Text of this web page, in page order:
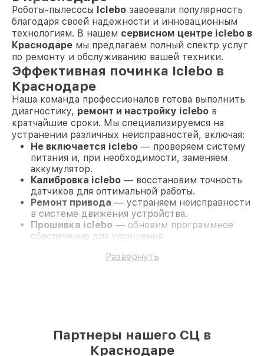
Роботы-пылесосы Iclebo завоевали популярность
благодаря своей надежности и инновационным
технологиям. В нашем сервисном центре iclebo в
Краснодаре мы предлагаем полный спектр услуг
по ремонту и обслуживанию вашей техники.
Эффективная починка Iclebo в
Краснодаре
Наша команда профессионалов готова выполнить
диагностику, ремонт и настройку iclebo в
кратчайшие сроки. Мы специализируемся на
устранении различных неисправностей, включая:
Не включается iclebo — проверяем систему
питания и, при необходимости, заменяем
аккумулятор.
Калибровка iclebo — восстановим точность
датчиков для оптимальной работы.
Ремонт привода — устраняем неисправности
в системе движения устройства.
Прошивка iclebo — обновим программное
обеспечение для улучшения
Ремонт гидросистемы— восстановим
согласования с вами мы приступим к ремонту с
использованием оригинальных запчастей. Каждый
Развернуть
Партнеры нашего СЦ в
Краснодаре